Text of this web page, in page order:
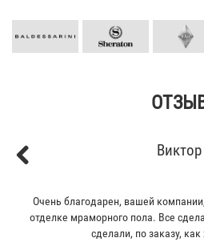
Виктор
Очень благодарен, вашей
отделке мраморного пола. Все
сделали, по заказу, как